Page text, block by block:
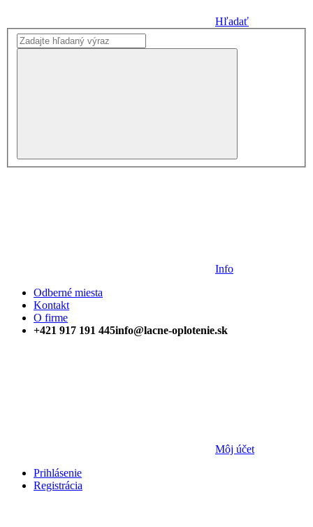
Hľadať
Info
Odberné miesta
Kontakt
O firme
+421 917 191 445info@lacne-oplotenie.sk
Môj účet
Prihlásenie
Registrácia